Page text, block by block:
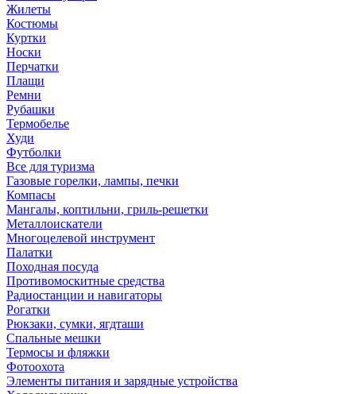
Жилеты
Костюмы
Куртки
Носки
Перчатки
Плащи
Ремни
Рубашки
Термобелье
Худи
Футболки
Все для туризма
Газовые горелки, лампы, печки
Компасы
Мангалы, коптильни, гриль-решетки
Металлоискатели
Многоцелевой инструмент
Палатки
Походная посуда
Противомоскитные средства
Радиостанции и навигаторы
Рогатки
Рюкзаки, сумки, ягдташи
Спальные мешки
Термосы и фляжки
Фотоохота
Элементы питания и зарядные устройства